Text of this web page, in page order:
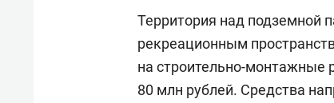
Территория над подземной
рекреационным
на строительно-монтажные
80 млн рублей. Средства